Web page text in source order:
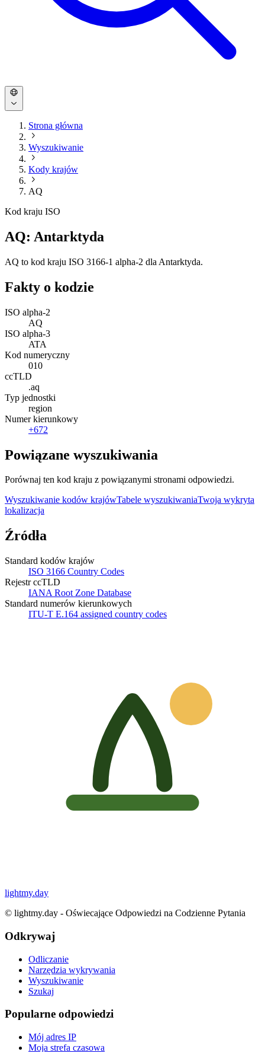
Strona główna
Wyszukiwanie
Kody krajów
AQ
Kod kraju ISO
AQ: Antarktyda
AQ to kod kraju ISO 3166-1 alpha-2 dla Antarktyda.
Fakty o kodzie
ISO alpha-2
AQ
ISO alpha-3
ATA
Kod numeryczny
010
ccTLD
.aq
Typ jednostki
region
Numer kierunkowy
+672
Powiązane wyszukiwania
Porównaj ten kod kraju z powiązanymi stronami odpowiedzi.
Wyszukiwanie kodów krajówTabele wyszukiwaniaTwoja wykryta
lokalizacja
Źródła
Standard kodów krajów
ISO 3166 Country Codes
Rejestr ccTLD
IANA Root Zone Database
Standard numerów kierunkowych
ITU-T E.164 assigned country codes
lightmy.day
© lightmy.day - Oświecające Odpowiedzi na Codzienne Pytania
Odkrywaj
Odliczanie
Narzędzia wykrywania
Wyszukiwanie
Szukaj
Popularne odpowiedzi
Mój adres IP
Moja strefa czasowa